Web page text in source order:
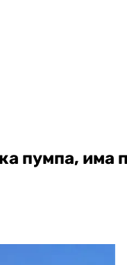
пумпа, има